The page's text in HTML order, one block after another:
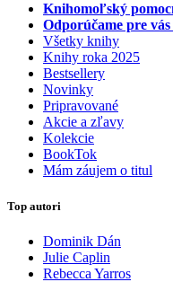
Knihomoľský
Odporúčame pre vás
Všetky knihy
Knihy roka 2025
Bestsellery
Novinky
Pripravované
Akcie a zľavy
Kolekcie
BookTok
Mám záujem o titul
Top autori
Dominik Dán
Julie Caplin
Rebecca Yarros